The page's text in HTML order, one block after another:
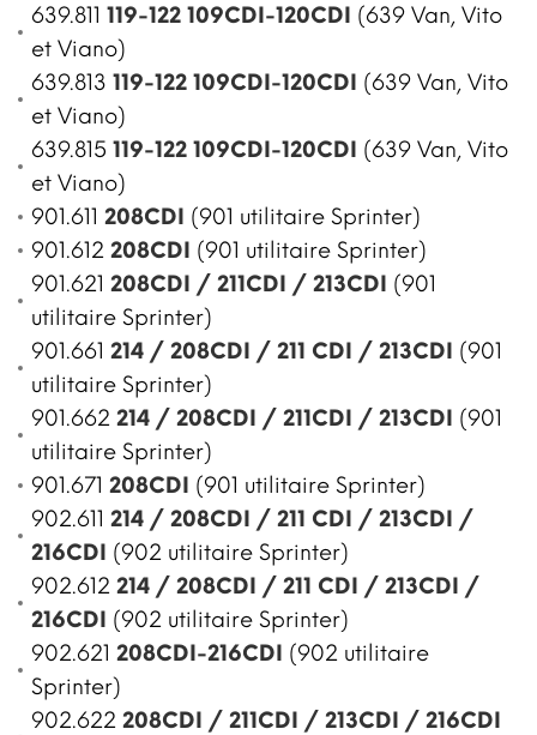
639.811 119-122 109CDI-120CDI (639 Van, Vito
et Viano)
639.813 119-122 109CDI-120CDI (639 Van, Vito
et Viano)
639.815 119-122 109CDI-120CDI (639 Van, Vito
et Viano)
901.611 208CDI (901 utilitaire Sprinter)
901.612 208CDI (901 utilitaire Sprinter)
901.621 208CDI / 211CDI / 213CDI (901
utilitaire Sprinter)
901.661 214 / 208CDI / 211 CDI / 213CDI (901
utilitaire Sprinter)
901.662 214 / 208CDI / 211CDI / 213CDI (901
utilitaire Sprinter)
901.671 208CDI (901 utilitaire Sprinter)
902.611 214 / 208CDI / 211 CDI / 213CDI /
216CDI (902 utilitaire Sprinter)
902.612 214 / 208CDI / 211 CDI / 213CDI /
216CDI (902 utilitaire Sprinter)
902.621 208CDI-216CDI (902 utilitaire
Sprinter)
902.622 208CDI / 211CDI / 213CDI / 216CDI